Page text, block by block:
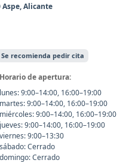
Aspe, Alicante
Se recomienda pedir cita
Horario de apertura:
lunes: 9:00–14:00, 16:00–19:00
martes: 9:00–14:00, 16:00–19:00
miércoles: 9:00–14:00, 16:00–19:00
jueves: 9:00–14:00, 16:00–19:00
viernes: 9:00–13:30
sábado: Cerrado
domingo: Cerrado